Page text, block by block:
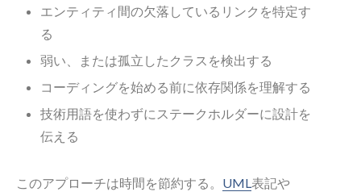
エンティティ間の欠落しているリンクを特定す
る
弱い、または孤立したクラスを検出する
コーディングを始める前に依存関係を理解する
技術用語を使わずにステークホルダーに設計を
伝える
このアプローチは時間を節約する。 UML 表記や